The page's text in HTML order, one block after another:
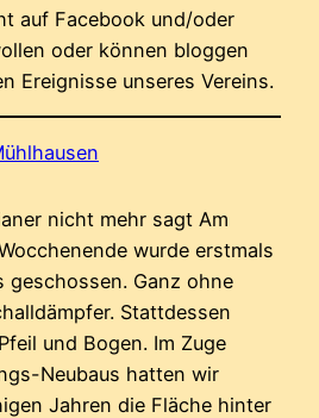
auf Facebook und/oder
oder können bloggen
Ereignisse unseres Vereins.
nicht mehr sagt Am
wurde erstmals
geschossen. Ganz ohne
Stattdessen
und Bogen. Im Zuge
Neubaus hatten wir
Jahren die Fläche hinter